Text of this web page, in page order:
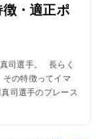
・適正ポ
司選手。 長らく
その特徴ってイマ
司選手のプレース